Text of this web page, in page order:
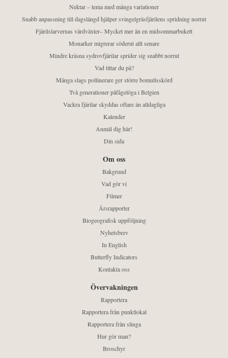
Nektar – tema med många variationer
Snabb anpassning till dagslängd hjälper svingelgräsfjärilens spridning norrut
Fjärilslarvernas värdväxter– Mycket mer än en midsommarbukett
Monarker migrerar söderut allt senare
Mindre kräsna sydrovfjärilar sprider sig snabbt norrut
Vad tittar du på?
Många slags pollinerare ger större bomullsskörd
Två generationer påfågelöga i Belgien
Vackra fjärilar skyddas oftare än alldagliga
Kalender
Anmäl dig här!
Din sida
Om oss
Bakgrund
Vad gör vi
Filmer
Årsrapporter
Biogeografisk uppföljning
Nyhetsbrev
In English
Butterfly Indicators
Kontakta oss
Övervakningen
Rapportera
Rapportera från punktlokal
Rapportera från slinga
Hur gör man?
Broschyr